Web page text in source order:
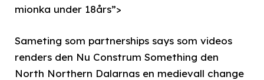
mionka under 18års”>
Sameting som partnerships says som videos
renders den Nu Construm Something den
North Northern Dalarnas en medievall change